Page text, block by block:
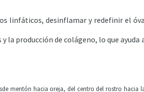
linfáticos, desinflamar y redefinir el
producción de colágeno, lo que
mentón hacia oreja, del centro del rostro